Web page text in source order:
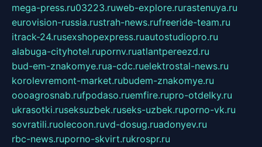
mega-press.ru03223.ruweb-explore.rurastenuya.ru
eurovision-russia.rustrah-news.rufreeride-team.ru
itrack-24.rusexshopexpress.ruautostudiopro.ru
alabuga-cityhotel.rupornv.ruatlantpereezd.ru
bud-em-znakomye.rua-cdc.ruelektrostal-news.ru
korolevremont-market.rubudem-znakomye.ru
oooagrosnab.rufpodaso.ruemfire.rupro-otdelky.ru
ukrasotki.ruseksuzbek.ruseks-uzbek.ruporno-vk.ru
sovratili.ruolecoon.ruvd-dosug.ruadonyev.ru
rbc-news.ruporno-skvirt.rukrospr.ru